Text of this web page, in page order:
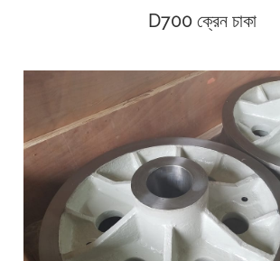
D700 ক্রেন চাকা